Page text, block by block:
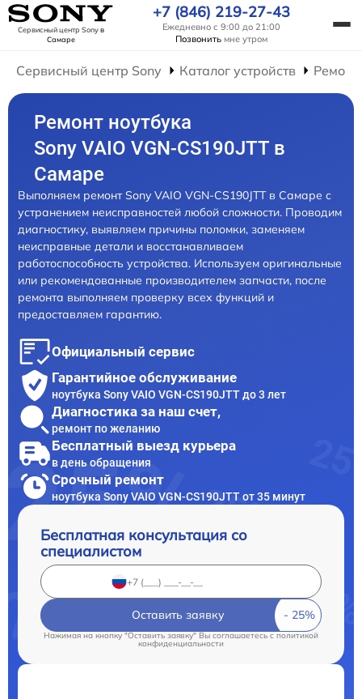
Сервисный центр Sonyв
Самаре
+7 (846) 219-27-43
Ежедневно с 9:00 до 21:00
Позвонить мне утром
Сервисный центр Sony Каталог устройств
Ремонт ноутбука
Sony VAIO VGN-CS190JTT в
Самаре
Выполняем ремонт Sony VAIO VGN-CS190JTT в Самаре с
устранением неисправностей любой сложности. Проводим
диагностику, выявляем причины поломки, заменяем
неисправные детали и восстанавливаем
работоспособность устройства. Используем оригинальные
или рекомендованные производителем запчасти, после
ремонта выполняем проверку всех функций и
предоставляем гарантию.
Официальный сервис
Гарантийное обслуживание
ноутбука Sony VAIO VGN-CS190JTT до 3 лет
Диагностика за наш счет,
ремонт по желанию
Бесплатный выезд курьера
в день обращения
Срочный ремонт
ноутбука Sony VAIO VGN-CS190JTT от 35 минут
Бесплатная консультация со
специалистом
Оставить заявку
Нажимая на кнопку "Оставить заявку" Вы соглашаетесь cполитикой
конфиденциальности